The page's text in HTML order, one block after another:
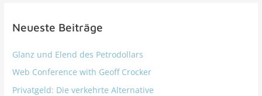
Neueste Beiträge
Glanz und Elend des Petrodollars
Web Conference with Geoff Crocker
Privatgeld: Die verkehrte Alternative